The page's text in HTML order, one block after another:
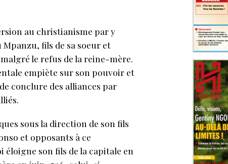
au christianisme par y
fils de sa soeur et
le refus de la reine-mère.
empiète sur son pouvoir et
conclure des alliances par
sous la direction de son fils
et opposants à ce
son fils de la capitale en